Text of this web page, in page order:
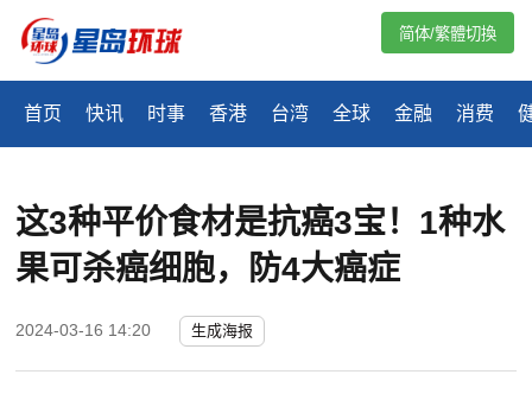
首页 快讯 时事 香港 台湾 全球 金融 消费
简体/繁體切換
这3种平价食材是抗癌3宝！1种水
果可杀癌细胞，防4大癌症
2024-03-16 14:20 生成海报